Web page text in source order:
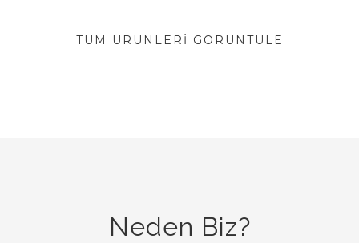
TÜM ÜRÜNLERI GÖRÜNTÜLE
Neden Biz?